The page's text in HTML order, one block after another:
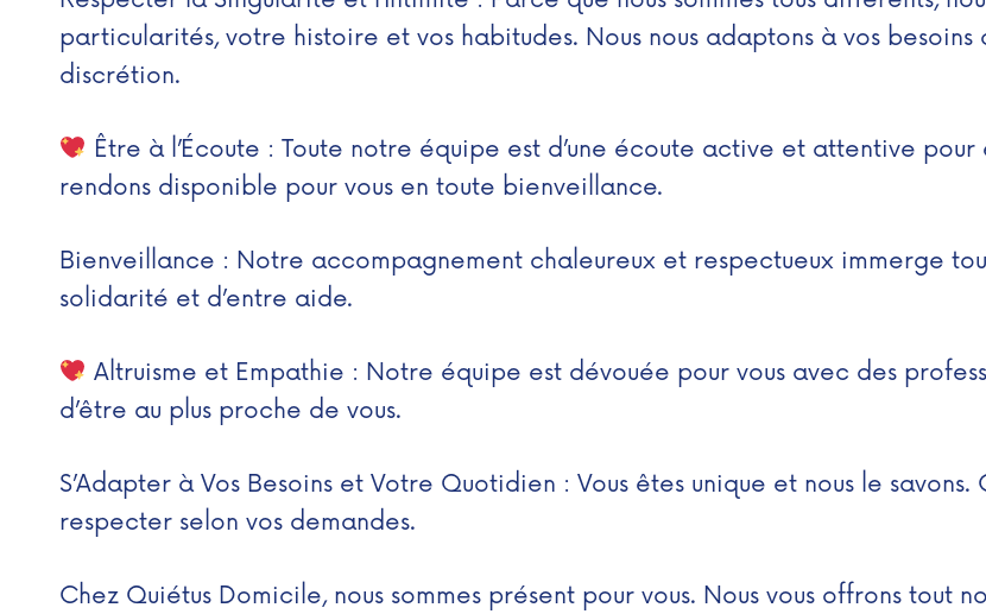
particularités, votre histoire et vos habitudes. Nous nous adaptons à vos
discrétion.
Être à l’Écoute : Toute notre équipe est d’une écoute active et attentive
rendons disponible pour vous en toute bienveillance.
Bienveillance : Notre accompagnement chaleureux et respectueux immerge
solidarité et d’entre aide.
Altruisme et Empathie : Notre équipe est dévouée pour vous avec des
d’être au plus proche de vous.
S’Adapter à Vos Besoins et Votre Quotidien : Vous êtes unique et nous le
respecter selon vos demandes.
Chez Quiétus Domicile, nous sommes présent pour vous. Nous vous offrons tout